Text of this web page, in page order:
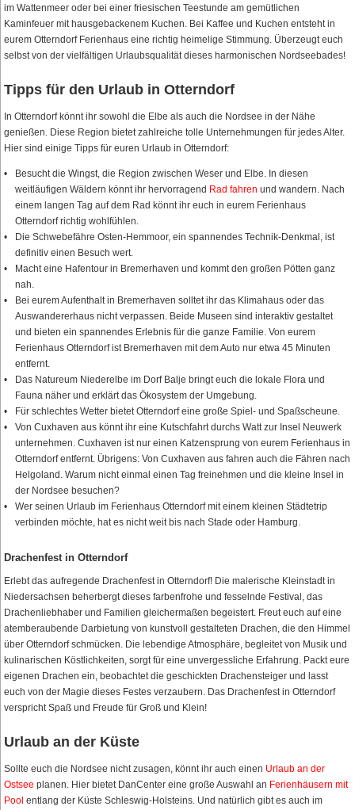
im Wattenmeer oder bei einer friesischen Teestunde am gemütlichen
Kaminfeuer mit hausgebackenem Kuchen. Bei Kaffee und Kuchen entsteht in
eurem Otterndorf Ferienhaus eine richtig heimelige Stimmung. Überzeugt euch
selbst von der vielfältigen Urlaubsqualität dieses harmonischen Nordseebades!
Tipps für den Urlaub in Otterndorf
In Otterndorf könnt ihr sowohl die Elbe als auch die Nordsee in der Nähe
genießen. Diese Region bietet zahlreiche tolle Unternehmungen für jedes Alter.
Hier sind einige Tipps für euren Urlaub in Otterndorf:
Besucht die Wingst, die Region zwischen Weser und Elbe. In diesen
weitläufigen Wäldern könnt ihr hervorragend Rad fahren und wandern. Nach
einem langen Tag auf dem Rad könnt ihr euch in eurem Ferienhaus
Otterndorf richtig wohlfühlen.
Die Schwebefähre Osten-Hemmoor, ein spannendes Technik-Denkmal, ist
definitiv einen Besuch wert.
Macht eine Hafentour in Bremerhaven und kommt den großen Pötten ganz
nah.
Bei eurem Aufenthalt in Bremerhaven solltet ihr das Klimahaus oder das
Auswandererhaus nicht verpassen. Beide Museen sind interaktiv gestaltet
und bieten ein spannendes Erlebnis für die ganze Familie. Von eurem
Ferienhaus Otterndorf ist Bremerhaven mit dem Auto nur etwa 45 Minuten
entfernt.
Das Natureum Niederelbe im Dorf Balje bringt euch die lokale Flora und
Fauna näher und erklärt das Ökosystem der Umgebung.
Für schlechtes Wetter bietet Otterndorf eine große Spiel- und Spaßscheune.
Von Cuxhaven aus könnt ihr eine Kutschfahrt durchs Watt zur Insel Neuwerk
unternehmen. Cuxhaven ist nur einen Katzensprung von eurem Ferienhaus in
Otterndorf entfernt. Übrigens: Von Cuxhaven aus fahren auch die Fähren nach
Helgoland. Warum nicht einmal einen Tag freinehmen und die kleine Insel in
der Nordsee besuchen?
Wer seinen Urlaub im Ferienhaus Otterndorf mit einem kleinen Städtetrip
verbinden möchte, hat es nicht weit bis nach Stade oder Hamburg.
Drachenfest in Otterndorf
Erlebt das aufregende Drachenfest in Otterndorf! Die malerische Kleinstadt in
Niedersachsen beherbergt dieses farbenfrohe und fesselnde Festival, das
Drachenliebhaber und Familien gleichermaßen begeistert. Freut euch auf eine
atemberaubende Darbietung von kunstvoll gestalteten Drachen, die den Himmel
über Otterndorf schmücken. Die lebendige Atmosphäre, begleitet von Musik und
kulinarischen Köstlichkeiten, sorgt für eine unvergessliche Erfahrung. Packt eure
eigenen Drachen ein, beobachtet die geschickten Drachensteiger und lasst
euch von der Magie dieses Festes verzaubern. Das Drachenfest in Otterndorf
verspricht Spaß und Freude für Groß und Klein!
Urlaub an der Küste
Sollte euch die Nordsee nicht zusagen, könnt ihr auch einen Urlaub an der
Ostsee planen. Hier bietet DanCenter eine große Auswahl an Ferienhäusern mit
Pool entlang der Küste Schleswig-Holsteins. Und natürlich gibt es auch im